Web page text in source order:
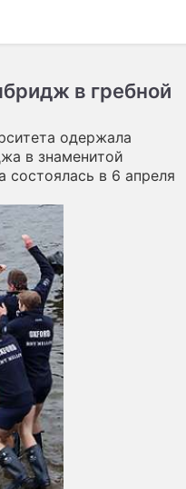
ШОУ-БИЗНЕС
НЕДВИЖИМОСТЬ
ЗДОРОВЬЕ
ЭКОНОМИКА
ПРОИСШЕСТВИЯ
СОННИК
СТИЛЬ ЖИЗНИ
СЕРИАЛЫ
ИГРЫ
ПРЕСС-РЕЛИЗЫ
О ПРОЕКТЕ
в гребной
одержала
в знаменитой
состоялась в 6 апреля